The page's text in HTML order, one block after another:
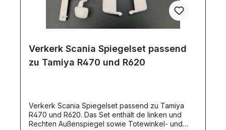
Verkerk Scania Spiegelset passend
zu Tamiya R470 und R620
Verkerk Scania Spiegelset passend zu Tamiya
R470 und R620. Das Set enthält de linken und
Rechten Außenspiegel sowie Totewinkel- und